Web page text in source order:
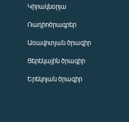
Կիրակնօրյա
Ռադիոծրագրեր
Առավոտյան ծրագիր
Ցերեկային ծրագիր
Երեկոյան ծրագիր